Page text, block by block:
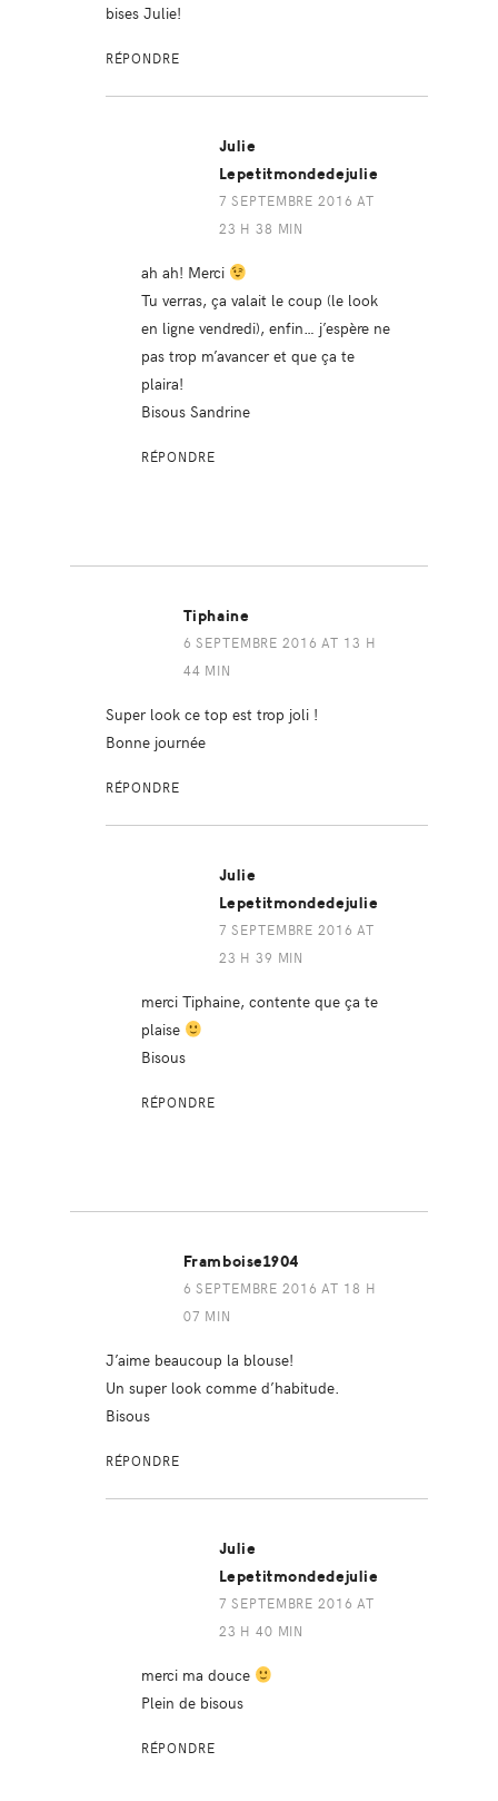
bises Julie!
RÉPONDRE
Julie
Lepetitmondedejulie
7 SEPTEMBRE 2016 AT
23 H 38 MIN
ah ah! Merci
Tu verras, ça valait le coup (le look
en ligne vendredi), enfin… j’espère ne
pas trop m’avancer et que ça te
plaira!
Bisous Sandrine
RÉPONDRE
Tiphaine
6 SEPTEMBRE 2016 AT 13 H
44 MIN
Super look ce top est trop joli !
Bonne journée
RÉPONDRE
Julie
Lepetitmondedejulie
7 SEPTEMBRE 2016 AT
23 H 39 MIN
merci Tiphaine, contente que ça te
plaise
Bisous
RÉPONDRE
Framboise1904
6 SEPTEMBRE 2016 AT 18 H
07 MIN
J’aime beaucoup la blouse!
Un super look comme d’habitude.
Bisous
RÉPONDRE
Julie
Lepetitmondedejulie
7 SEPTEMBRE 2016 AT
23 H 40 MIN
merci ma douce
Plein de bisous
RÉPONDRE